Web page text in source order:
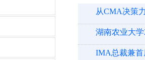
从CMA决策
湖南农业大
IMA总裁兼首